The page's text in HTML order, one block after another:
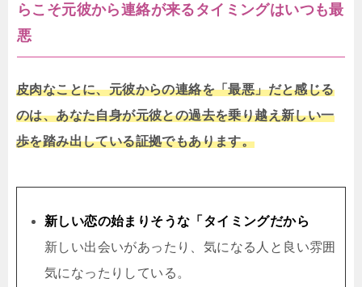
らこそ元彼から連絡が来るタイミングはいつも最
悪
皮肉なことに、元彼からの連絡を「最悪」だと感じる
のは、あなた自身が元彼との過去を乗り越え新しい一
歩を踏み出している証拠でもあります。
新しい恋の始まりそうな「タイミングだから
新しい出会いがあったり、気になる人と良い雰囲
気になったりしている。